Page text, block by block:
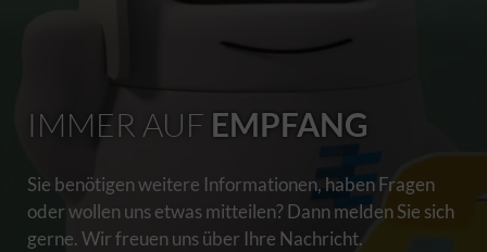
IMMER AUF EMPFANG
Sie benötigen weitere Informationen, haben Fragen
oder wollen uns etwas mitteilen? Dann melden Sie sich
gerne. Wir freuen uns über Ihre Nachricht.